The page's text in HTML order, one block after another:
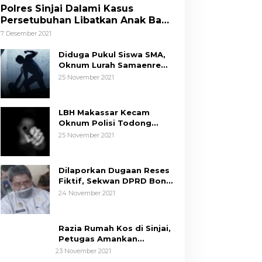
Polres Sinjai Dalami Kasus
Persetubuhan Libatkan Anak Bawa
Umur
7 Desember 2021
Diduga Pukul Siswa SMA,
Oknum Lurah Samaenre
Sinjai Dilaporkan ke Polisi
25 November 2021
LBH Makassar Kecam
Oknum Polisi Todong
Senjata Api ke Anak, Minta
25 November 2021
Dilaporkan Dugaan Reses
Fiktif, Sekwan DPRD Bone
Siap Berikan Data
24 November 2021
Razia Rumah Kos di Sinjai,
Petugas Amankan
Sepasang Mahasiswa,
23 November 2021